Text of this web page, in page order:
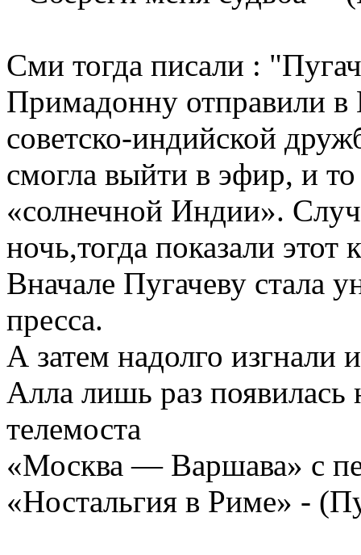
Сми тогда писали :
Примадонну отправили
советско-индийской
смогла выйти в эфир, и
«солнечной Индии».
ночь,тогда показали этот
Вначале Пугачеву стала
пресса.
А затем надолго изгнали
Алла лишь раз появилась
телемоста
«Москва — Варшава» с
«Ностальгия в Риме» -